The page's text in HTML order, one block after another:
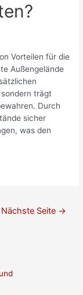
Vorteilen für die
Außengelände
trägt
Durch
sicher
was den
Nächste Seite →